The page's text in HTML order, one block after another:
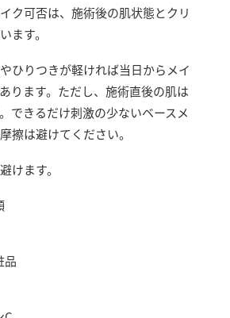
ク可否は、施術後の肌状態とクリ
ます。
ひりつきが軽ければ当日からメイ
ります。ただし、施術直後の肌は
できるだけ刺激の少ないベースメ
擦は避けてください。
けます。
品